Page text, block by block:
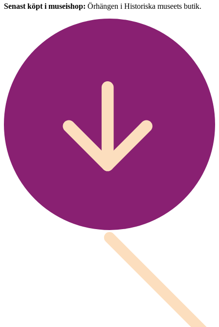
Senast köpt i museishop: Örhängen i Historiska museets butik.